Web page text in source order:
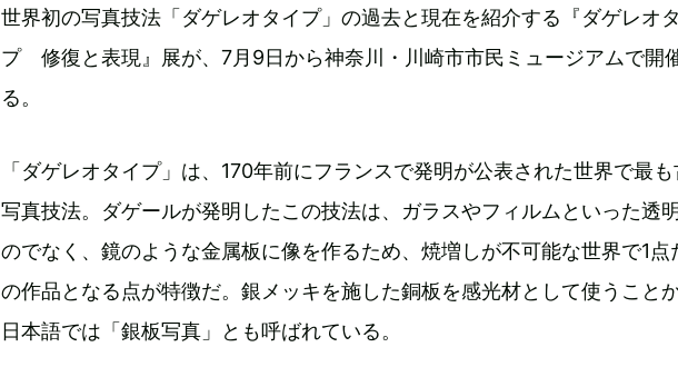
世界初の写真技法「ダゲレオタイプ」の過去と現在を紹介する『ダゲレオ
プ 修復と表現』展が、7月9日から神奈川・川崎市市民ミュージアムで開
る。
「ダゲレオタイプ」は、170年前にフランスで発明が公表された世界で最も
写真技法。ダゲールが発明したこの技法は、ガラスやフィルムといった透
のでなく、鏡のような金属板に像を作るため、焼増しが不可能な世界で1点
の作品となる点が特徴だ。銀メッキを施した銅板を感光材として使うことか
日本語では「銀板写真」とも呼ばれている。